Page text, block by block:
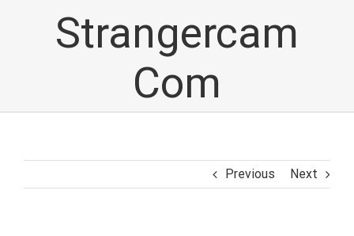
Strangercam
Com
Previous Next